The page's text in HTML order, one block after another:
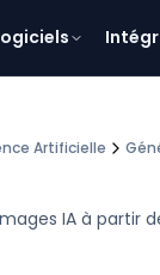
Artificielle
IA à partir